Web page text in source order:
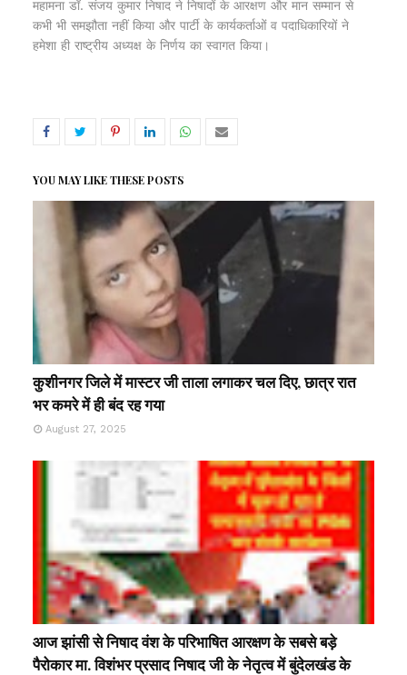
महामना डॉ. संजय कुमार निषाद ने निषादों के आरक्षण और मान सम्मान से
कभी भी समझौता नहीं किया और पार्टी के कार्यकर्ताओं व पदाधिकारियों ने
हमेशा ही राष्ट्रीय अध्यक्ष के निर्णय का स्वागत किया।
YOU MAY LIKE THESE POSTS
कुशीनगर जिले में मास्टर जी ताला लगाकर चल दिए, छात्र रात
भर कमरे में ही बंद रह गया
August 27, 2025
आज झांसी से निषाद वंश के परिभाषित आरक्षण के सबसे बड़े
पैरोकार मा. विशंभर प्रसाद निषाद जी के नेतृत्व में बुंदेलखंड के